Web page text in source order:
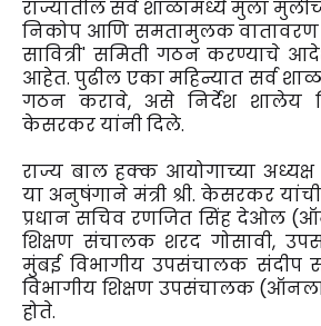
राज्यातील सर्व शाळांमध्ये मुला
निकोप आणि समतामुलक वातावरण
सावित्री' समिती गठन करण्याचे
आहेत. पुढील एका महिन्यात सर्व
गठन करावे, असे निर्देश शालेय
केसरकर यांनी दिले.
राज्य बाल हक्क आयोगाच्या
या अनुषंगाने मंत्री श्री. केसरकर
प्रधान सचिव रणजित सिंह देओल
शिक्षण संचालक शरद गोसावी,
मुंबई विभागीय उपसंचालक संदीप
विभागीय शिक्षण उपसंचालक
होते.